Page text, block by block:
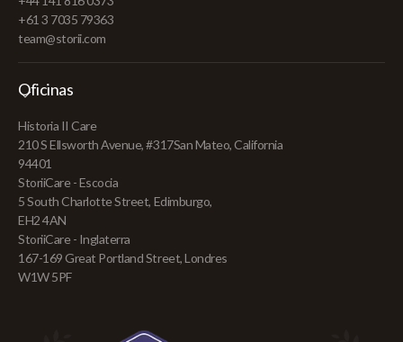
+61 3 7035 79363
team@storii.com
Oficinas
Historia II Care
210 S Ellsworth Avenue, #317San Mateo, California
94401
StoriiCare - Escocia
5 South Charlotte Street, Edimburgo,
EH2 4AN
StoriiCare - Inglaterra
167-169 Great Portland Street, Londres
W1W 5PF